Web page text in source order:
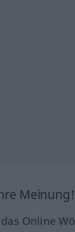
Meinung!
Online